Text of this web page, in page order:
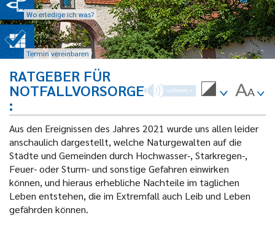
Wo erledige ich was?
Termin vereinbaren
RATGEBER FÜR
NOTFALLVORSORGE
Aus den Ereignissen des Jahres 2021 wurde uns allen leider
anschaulich dargestellt, welche Naturgewalten auf die
Städte und Gemeinden durch Hochwasser-, Starkregen-,
Feuer- oder Sturm- und sonstige Gefahren einwirken
können, und hieraus erhebliche Nachteile im täglichen
Leben entstehen, die im Extremfall auch Leib und Leben
gefährden können.